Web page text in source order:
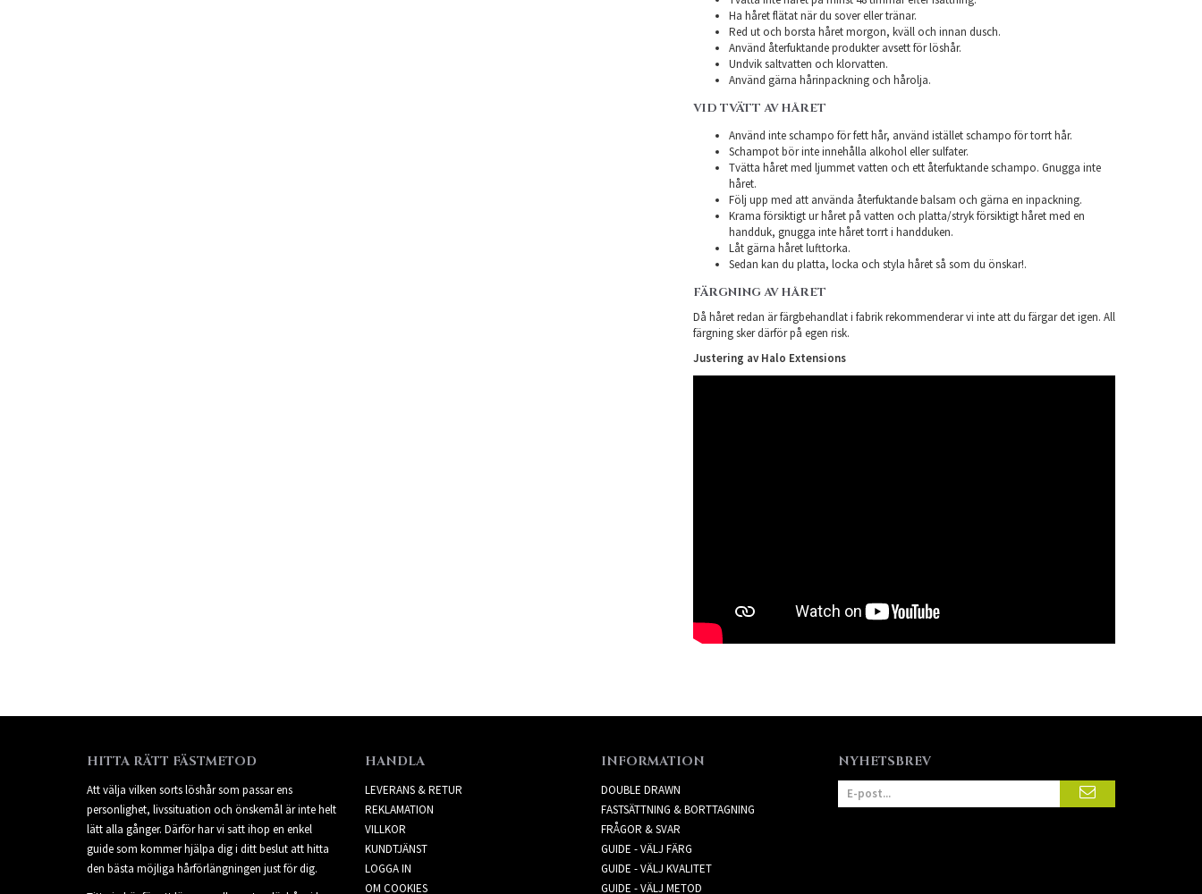
Ha håret flätat när du sover eller tränar.
Red ut och borsta håret morgon, kväll och innan dusch.
Använd återfuktande produkter avsett för löshår.
Undvik saltvatten och klorvatten.
Använd gärna hårinpackning och hårolja.
VID TVÄTT AV HÅRET
Använd inte schampo för fett hår, använd istället schampo för torrt hår.
Schampot bör inte innehålla alkohol eller sulfater.
Tvätta håret med ljummet vatten och ett återfuktande schampo. Gnugga inte
håret.
Följ upp med att använda återfuktande balsam och gärna en inpackning.
Krama försiktigt ur håret på vatten och platta/stryk försiktigt håret med en
handduk, gnugga inte håret torrt i handduken.
Låt gärna håret lufttorka.
Sedan kan du platta, locka och styla håret så som du önskar!.
FÄRGNING AV HÅRET
Då håret redan är färgbehandlat i fabrik rekommenderar vi inte att du färgar det igen. All
färgning sker därför på egen risk.
Justering av Halo Extensions
HITTA RÄTT FÄSTMETOD
Att välja vilken sorts löshår som passar ens
personlighet, livssituation och önskemål är inte helt
lätt alla gånger. Därför har vi satt ihop en enkel
guide som kommer hjälpa dig i ditt beslut att hitta
den bästa möjliga hårförlängningen just för dig.
HANDLA
LEVERANS & RETUR
REKLAMATION
VILLKOR
KUNDTJÄNST
LOGGA IN
OM COOKIES
INFORMATION
DOUBLE DRAWN
FASTSÄTTNING & BORTTAGNING
FRÅGOR & SVAR
GUIDE - VÄLJ FÄRG
GUIDE - VÄLJ KVALITET
GUIDE - VÄLJ METOD
NYHETSBREV